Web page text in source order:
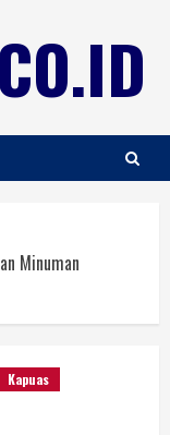
Minuman
Kapuas